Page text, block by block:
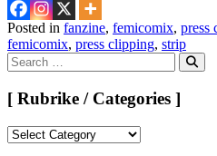
Posted in fanzine, femicomix, press
femicomix, press clipping, strip
Search
for:
[ Rubrike / Categories ]